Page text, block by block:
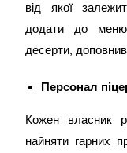
від якої
додати до меню
десерти,
Персонал
Кожен власник
найняти гарних